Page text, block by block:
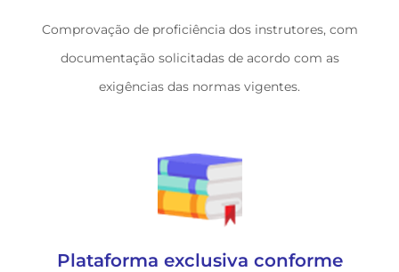
Comprovação de proficiência dos instrutores, com
documentação solicitadas de acordo com as
exigências das normas vigentes.
Plataforma exclusiva conforme